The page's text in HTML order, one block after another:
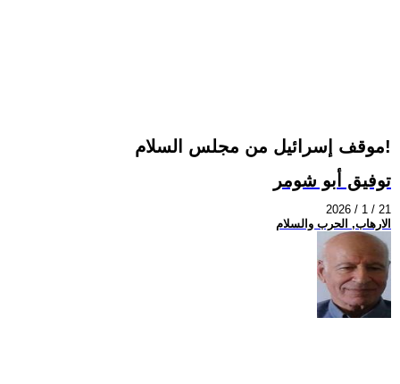
موقف إسرائيل من مجلس السلام!
توفيق أبو شومر
2026 / 1 / 21
الارهاب, الحرب والسلام